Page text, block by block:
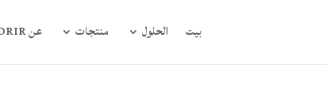
بيت الحلول منتجات عن FOORIR